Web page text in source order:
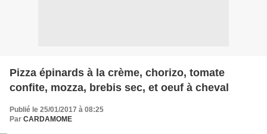
Pizza épinards à la crème, chorizo, tomate
confite, mozza, brebis sec, et oeuf à cheval
Publié le 25/01/2017 à 08:25
Par CARDAMOME